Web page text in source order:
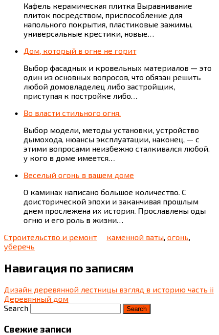
Кафель керамическая плитка Выравнивание
плиток посредством, приспособление для
напольного покрытия, пластиковые зажимы,
универсальные крестики, новые…
Дом, который в огне не горит
Выбор фасадных и кровельных материалов — это
один из основных вопросов, что обязан решить
любой домовладелец либо застройщик,
приступая к постройке либо…
Во власти стильного огня.
Выбор модели, методы установки, устройство
дымохода, нюансы эксплуатации, наконец, — с
этими вопросами неизбежно сталкивался любой,
у кого в доме имеется…
Веселый огонь в вашем доме
О каминах написано большое количество. С
доисторической эпохи и заканчивая прошлым
днем прослежена их история. Прославлены оды
огню и его роль в жизни…
Строительство и ремонт
каменной ваты, огонь,
уберечь
Навигация по записям
Дизайн деревянной лестницы взгляд в историю часть ii
Деревянный дом
Search
Свежие записи